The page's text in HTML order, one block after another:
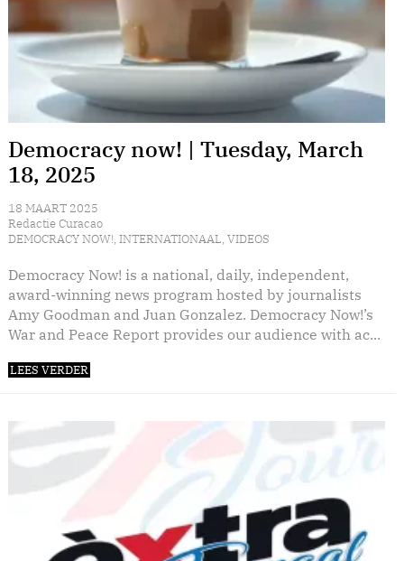
Democracy now! | Tuesday, March
18, 2025
18 MAART 2025
Redactie Curacao
DEMOCRACY NOW!, INTERNATIONAAL, VIDEOS
Democracy Now! is a national, daily, independent,
award-winning news program hosted by journalists
Amy Goodman and Juan Gonzalez. Democracy Now!’s
War and Peace Report provides our audience with ac...
LEES VERDER